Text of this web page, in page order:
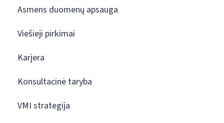
Asmens duomenų apsauga
Viešieji pirkimai
Karjera
Konsultacinė taryba
VMI strategija